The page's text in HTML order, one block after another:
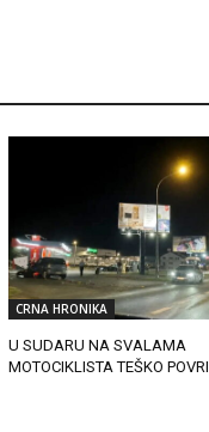
CRNA HRONIKA
U SUDARU NA SVALAMA
MOTOCIKLISTA TEŠKO